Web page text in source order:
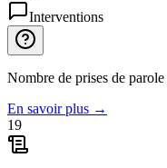
Interventions
Nombre de prises de
En savoir plus →
19